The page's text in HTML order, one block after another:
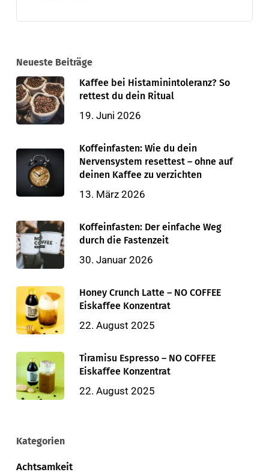
Neueste Beiträge
Kaffee bei Histaminintoleranz? So
rettest du dein Ritual
19. Juni 2026
Koffeinfasten: Wie du dein
Nervensystem resettest – ohne auf
deinen Kaffee zu verzichten
13. März 2026
Koffeinfasten: Der einfache Weg
durch die Fastenzeit
30. Januar 2026
Honey Crunch Latte – NO COFFEE
Eiskaffee Konzentrat
22. August 2025
Tiramisu Espresso – NO COFFEE
Eiskaffee Konzentrat
22. August 2025
Kategorien
Achtsamkeit